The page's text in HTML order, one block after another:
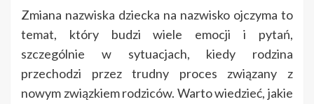
Zmiana nazwiska dziecka na nazwisko ojczyma to
temat, który budzi wiele emocji i pytań,
szczególnie w sytuacjach, kiedy rodzina
przechodzi przez trudny proces związany z
nowym związkiem rodziców. Warto wiedzieć, jakie